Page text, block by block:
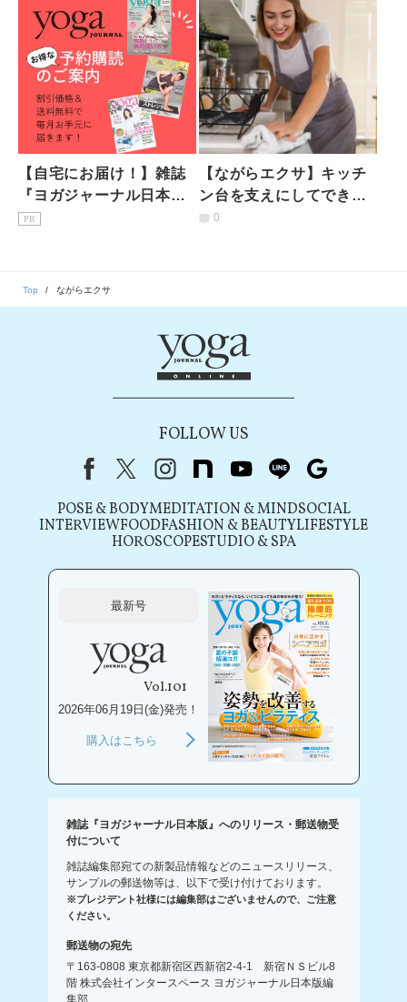
【自宅にお届け！】雑誌
『ヨガジャーナル日本
版』予約購読のご案内
PR
【ながらエクサ】キッチ
ン台を支えにしてできる
下半身の簡単筋トレ３選
0
Top ながらエクサ
FOLLOW US
FacebookX（旧Twitter）
instagram
note youtubeline
POSE & BODYMEDITATION & MINDSOCIAL
INTERVIEWFOODFASHION & BEAUTYLIFESTYLE
HOROSCOPESTUDIO & SPA
最新号
Vol.101
2026年06月19日(金)発売！
購入はこちら
雑誌『ヨガジャーナル日本版』へのリリース・郵送物受
付について
雑誌編集部宛ての新製品情報などのニュースリリース、
サンプルの郵送物等は、以下で受け付けております。
※プレジデント社様には編集部はございませんので、ご注意
ください。
郵送物の宛先
〒163-0808 東京都新宿区西新宿2-4-1 新宿ＮＳビル8
階 株式会社インタースペース ヨガジャーナル日本版編
集部